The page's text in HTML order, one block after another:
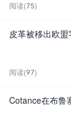
阅读(75)
皮革被移出欧
阅读(97)
Cotance在布鲁